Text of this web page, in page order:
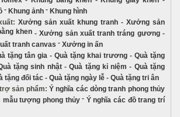
- Khung ảnh - Khung hình
: Xưởng sản xuất khung tranh - Xưởng sản
khen-Xưởng sản xuất tranh tráng gương-
tranh canvas - Xưởng in ấn
tặng tân gia - Quà tặng khai trương - Quà tặng
tặng sinh nhật-Quà tặng kỉ niệm - Quà tặng
tặng đối tác - Quà tặng ngày lễ - Quà tặng tri ân
sản phẩm:Ý nghĩa các dòng tranh phong thủy
mẫu tượng phong thủy- Ý nghĩa các đồ trang trí